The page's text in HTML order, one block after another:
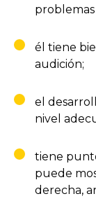
él tiene
audición;
el
nivel
tiene
puede
derecha,